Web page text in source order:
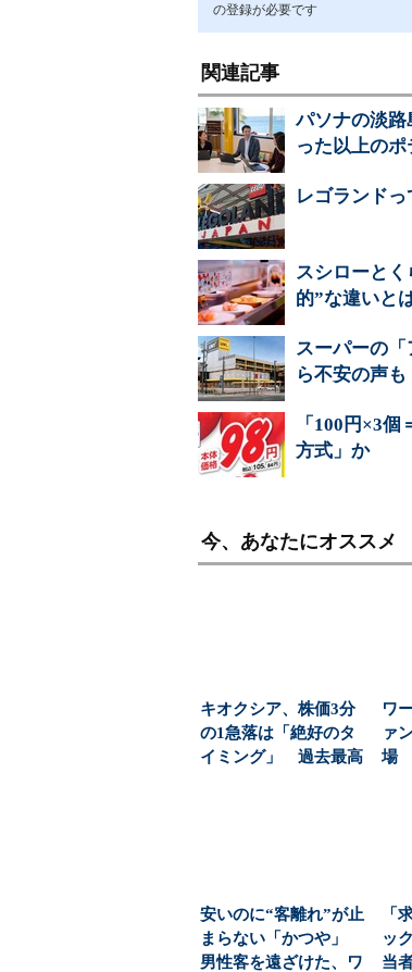
の登録が必要です
関連記事
パソナの淡
った以上の
レゴランド
スシローと
的”な違いと
スーパーの
ら不安の声も
「100円×3
方式」か
今、あなたにオススメ
キオクシア、株価3分
の1急落は「絶好のタ
イミング」 過去最高
ワ
ァ
場
安いのに“客離れ”が止
まらない「かつや」
男性客を遠ざけた、ワ
「
ッ
当